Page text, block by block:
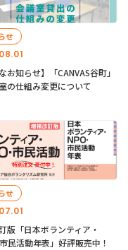
せ
お知らせ】「CANVAS谷町」
の仕組み変更について
せ
版「日本ボランティア・
民活動年表」好評販売中！